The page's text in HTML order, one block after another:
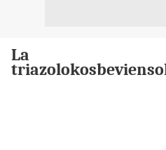
La